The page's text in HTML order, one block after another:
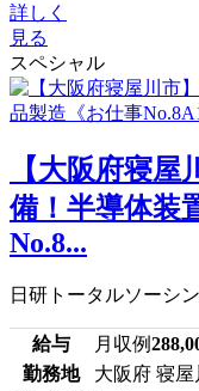
詳しく
見る
スペシャル
【大阪府寝
備！半導体装
No.8...
日研トータルソーシ
給与 月収例
勤務地
大阪府 寝屋